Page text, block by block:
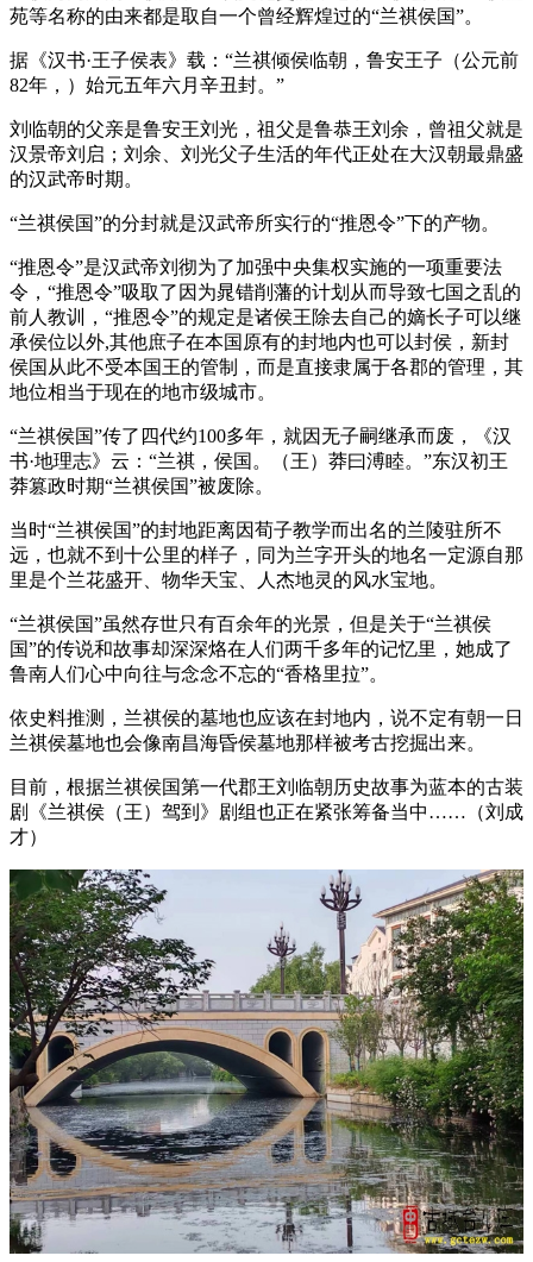
苑等名称的由来都是取自一个曾经辉煌过的“兰祺侯国”。
据《汉书·王子侯表》载：“兰祺倾侯临朝，鲁安王子（公元前
82年，）始元五年六月辛丑封。”
刘临朝的父亲是鲁安王刘光，祖父是鲁恭王刘余，曾祖父就是
汉景帝刘启；刘余、刘光父子生活的年代正处在大汉朝最鼎盛
的汉武帝时期。
“兰祺侯国”的分封就是汉武帝所实行的“推恩令”下的产物。
“推恩令”是汉武帝刘彻为了加强中央集权实施的一项重要法
令，“推恩令”吸取了因为晁错削藩的计划从而导致七国之乱的
前人教训，“推恩令”的规定是诸侯王除去自己的嫡长子可以继
承侯位以外,其他庶子在本国原有的封地内也可以封侯，新封
侯国从此不受本国王的管制，而是直接隶属于各郡的管理，其
地位相当于现在的地市级城市。
“兰祺侯国”传了四代约100多年，就因无子嗣继承而废，《汉
书·地理志》云：“兰祺，侯国。（王）莽曰溥睦。”东汉初王
莽篡政时期“兰祺侯国”被废除。
当时“兰祺侯国”的封地距离因荀子教学而出名的兰陵驻所不
远，也就不到十公里的样子，同为兰字开头的地名一定源自那
里是个兰花盛开、物华天宝、人杰地灵的风水宝地。
“兰祺侯国”虽然存世只有百余年的光景，但是关于“兰祺侯
国”的传说和故事却深深烙在人们两千多年的记忆里，她成了
鲁南人们心中向往与念念不忘的“香格里拉”。
依史料推测，兰祺侯的墓地也应该在封地内，说不定有朝一日
兰祺侯墓地也会像南昌海昏侯墓地那样被考古挖掘出来。
目前，根据兰祺侯国第一代郡王刘临朝历史故事为蓝本的古装
剧《兰祺侯（王）驾到》剧组也正在紧张筹备当中……（刘成
才）